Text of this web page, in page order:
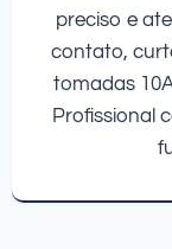
preciso e
contato,
tomadas
Profissional